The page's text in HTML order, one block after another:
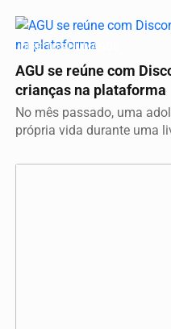
DIREITOS HUMANOS
AGU se reúne com
crianças na plataforma
No mês passado, uma
própria vida durante uma